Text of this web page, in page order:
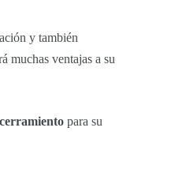
y también
muchas ventajas a su
para su